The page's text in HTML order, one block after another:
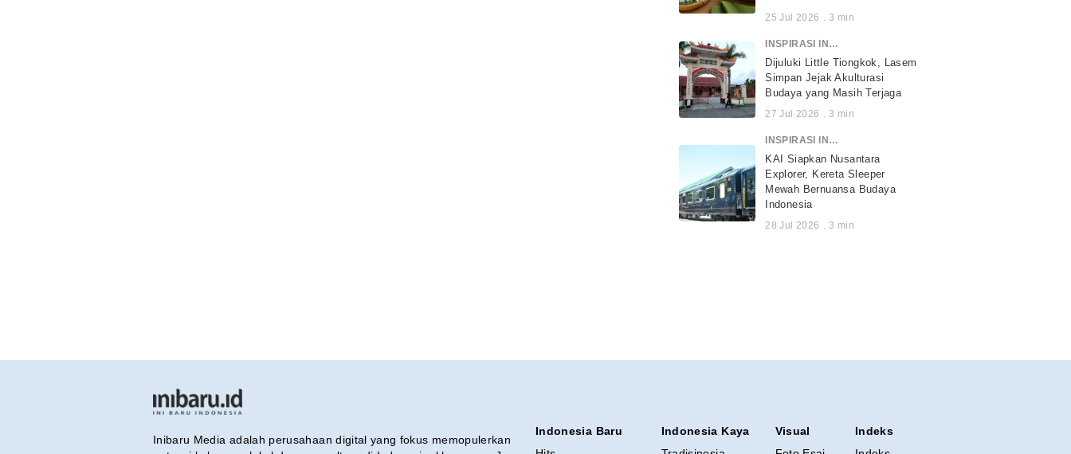
25 Jul 2026 . 3 min
INSPIRASI INDONESIA
Dijuluki Little Tiongkok, Lasem
Simpan Jejak Akulturasi
Budaya yang Masih Terjaga
27 Jul 2026 . 3 min
INSPIRASI INDONESIA
KAI Siapkan Nusantara
Explorer, Kereta Sleeper
Mewah Bernuansa Budaya
Indonesia
28 Jul 2026 . 3 min
Inibaru Media adalah perusahaan digital yang fokus memopulerkan
Indonesia Baru
Indonesia Kaya
Visual
Indeks